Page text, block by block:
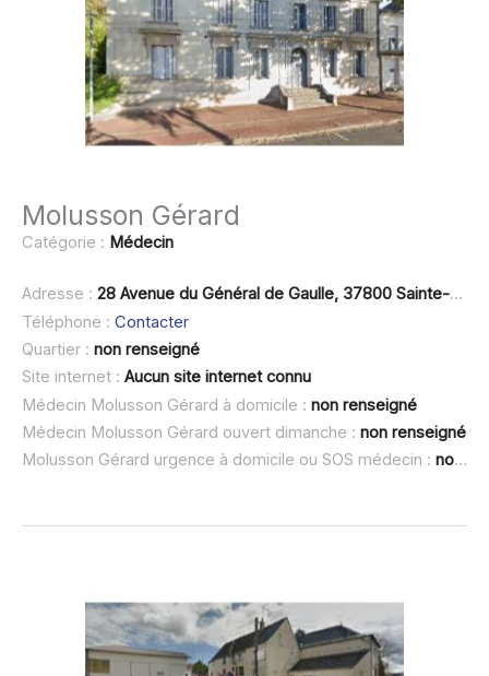
Molusson Gérard
Catégorie : Médecin
Adresse : 28 Avenue du Général de Gaulle, 37800 Sainte-Maure-de-Touraine
Téléphone : Contacter
Quartier : non renseigné
Site internet : Aucun site internet connu
Médecin Molusson Gérard à domicile : non renseigné
Médecin Molusson Gérard ouvert dimanche : non renseigné
Molusson Gérard urgence à domicile ou SOS médecin : non renseigné